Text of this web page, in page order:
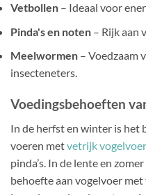
Vetbollen – Ideaal voor
Pinda's en noten – Rijk aan
Meelwormen – Voedzaam
insecteneters.
Voedingsbehoeften
In de herfst en winter is het
voeren metvetrijk vogelvoer
pinda’s. In de lente en
behoefte aan vogelvoer